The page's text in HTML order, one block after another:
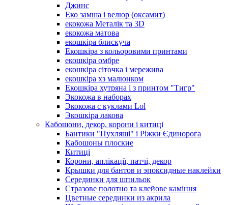
Джинс
Еко замша і велюр (оксамит)
екокожа Металік та 3D
екокожа матова
екошкіра блискуча
Екошкіра з кольоровими принтами
екошкіра омбре
екошкіра сіточка і мережива
екошкіра хз малюнком
Екошкіра хутряна і з принтом "Тигр"
Экокожа в наборах
Экокожа с куклами Lol
Экошкiра лакова
Кабошони, декор, корони і китиці
Бантики "Пухляші" і Ріжки Єдинорога
Кабошоны плоские
Китиці
Корони, аплікації, патчі, декор
Крышки для бантов и эпоксидные наклейки
Серединки для шпильок
Стразове полотно та клейове каміння
Цветные серединки из акрила